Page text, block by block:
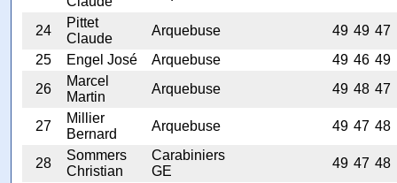
24
Pittet
Claude
Arquebuse 49 49 47
25
Engel José Arquebuse 49 46 49
26
Marcel
Martin
Arquebuse 49 48 47
27
Millier
Bernard
Arquebuse 49 47 48
28
Sommers
Christian
Carabiniers
GE
49 47 48